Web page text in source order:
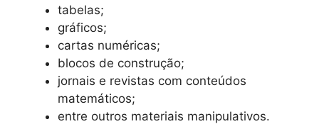
tabelas;
gráficos;
cartas numéricas;
blocos de construção;
jornais e revistas com conteúdos
matemáticos;
entre outros materiais manipulativos.